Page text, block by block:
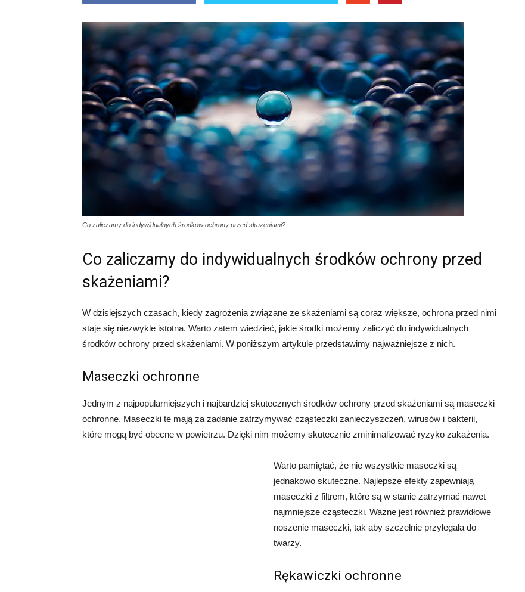
Co zaliczamy do indywidualnych środków ochrony przed skażeniami?
Co zaliczamy do indywidualnych środków ochrony przed
skażeniami?
W dzisiejszych czasach, kiedy zagrożenia związane ze skażeniami są coraz większe, ochrona przed nimi
staje się niezwykle istotna. Warto zatem wiedzieć, jakie środki możemy zaliczyć do indywidualnych
środków ochrony przed skażeniami. W poniższym artykule przedstawimy najważniejsze z nich.
Maseczki ochronne
Jednym z najpopularniejszych i najbardziej skutecznych środków ochrony przed skażeniami są maseczki
ochronne. Maseczki te mają za zadanie zatrzymywać cząsteczki zanieczyszczeń, wirusów i bakterii,
które mogą być obecne w powietrzu. Dzięki nim możemy skutecznie zminimalizować ryzyko zakażenia.
Warto pamiętać, że nie wszystkie maseczki są
jednakowo skuteczne. Najlepsze efekty zapewniają
maseczki z filtrem, które są w stanie zatrzymać nawet
najmniejsze cząsteczki. Ważne jest również prawidłowe
noszenie maseczki, tak aby szczelnie przylegała do
twarzy.
Rękawiczki ochronne